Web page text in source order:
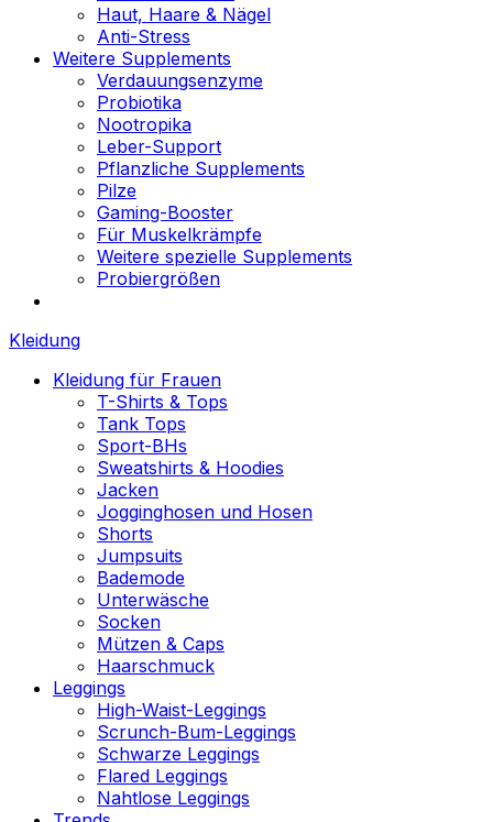
Haut, Haare & Nägel
Anti-Stress
Weitere Supplements
Verdauungsenzyme
Probiotika
Nootropika
Leber-Support
Pflanzliche Supplements
Pilze
Gaming-Booster
Für Muskelkrämpfe
Weitere spezielle Supplements
Probiergrößen
Kleidung
Kleidung für Frauen
T-Shirts & Tops
Tank Tops
Sport-BHs
Sweatshirts & Hoodies
Jacken
Jogginghosen und Hosen
Shorts
Jumpsuits
Bademode
Unterwäsche
Socken
Mützen & Caps
Haarschmuck
Leggings
High-Waist-Leggings
Scrunch-Bum-Leggings
Schwarze Leggings
Flared Leggings
Nahtlose Leggings